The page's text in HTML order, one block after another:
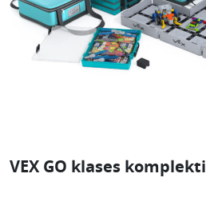
VEX GO klases komplekti